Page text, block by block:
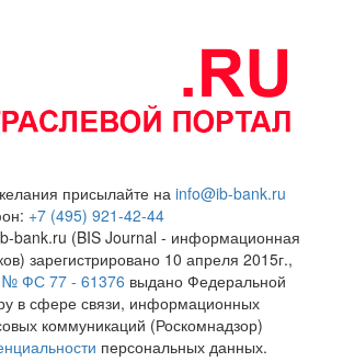
присылайте на info@ib-bank.ru
+7 (495) 921-42-44
bank.ru (BIS Journal - информационная
зарегистрировано 10 апреля 2015г.,
№ ФС 77 - 61376 выдано Федеральной
в сфере связи, информационных
коммуникаций (Роскомнадзор)
персональных данных.